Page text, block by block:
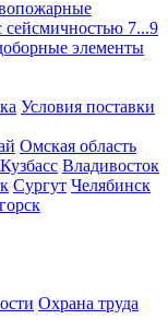
сейсмичностью 7...9
элементы
Условия поставки
Омская область
Кузбасс Владивосток
Сургут Челябинск
Охрана труда